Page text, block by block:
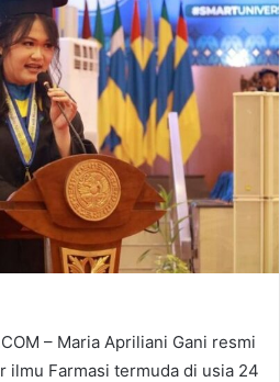
– Maria Apriliani Gani resmi
ilmu Farmasi termuda di usia 24